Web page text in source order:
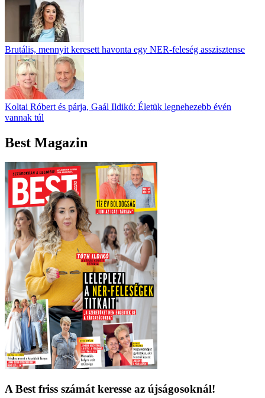
Brutális, mennyit keresett havonta egy NER-feleség asszisztense
Koltai Róbert és párja, Gaál Ildikó: Életük legnehezebb évén
vannak túl
Best Magazin
A Best friss számát keresse az újságosoknál!